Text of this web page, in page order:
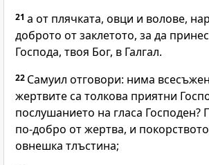
21 а от плячката, овци и волове,
доброто от заклетото, за да
Господа, твоя Бог, в Галгал.
22 Самуил отговори: нима
жертвите са толкова приятни
послушанието на гласа Господен?
по-добро от жертва, и
овнешка тлъстина;